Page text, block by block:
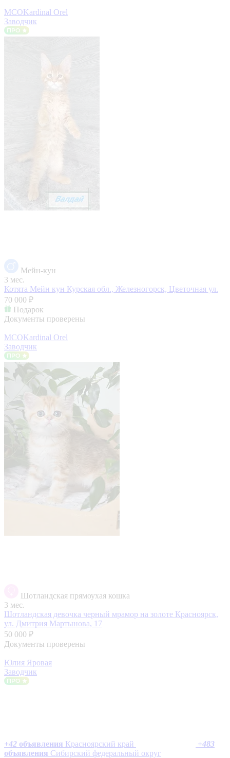
MCOKardinal Orel
Заводчик
Мейн-кун
3 мес.
Котята Мейн кун Курская обл., Железногорск, Цветочная ул.
70 000 ₽
Подарок
Документы проверены
MCOKardinal Orel
Заводчик
Шотландская прямоухая кошка
3 мес.
Шотландская девочка черный мрамор на золоте Красноярск,
ул. Дмитрия Мартынова, 17
50 000 ₽
Документы проверены
Юлия Яровая
Заводчик
+42 объявления Красноярский край +483
объявления Сибирский федеральный округ